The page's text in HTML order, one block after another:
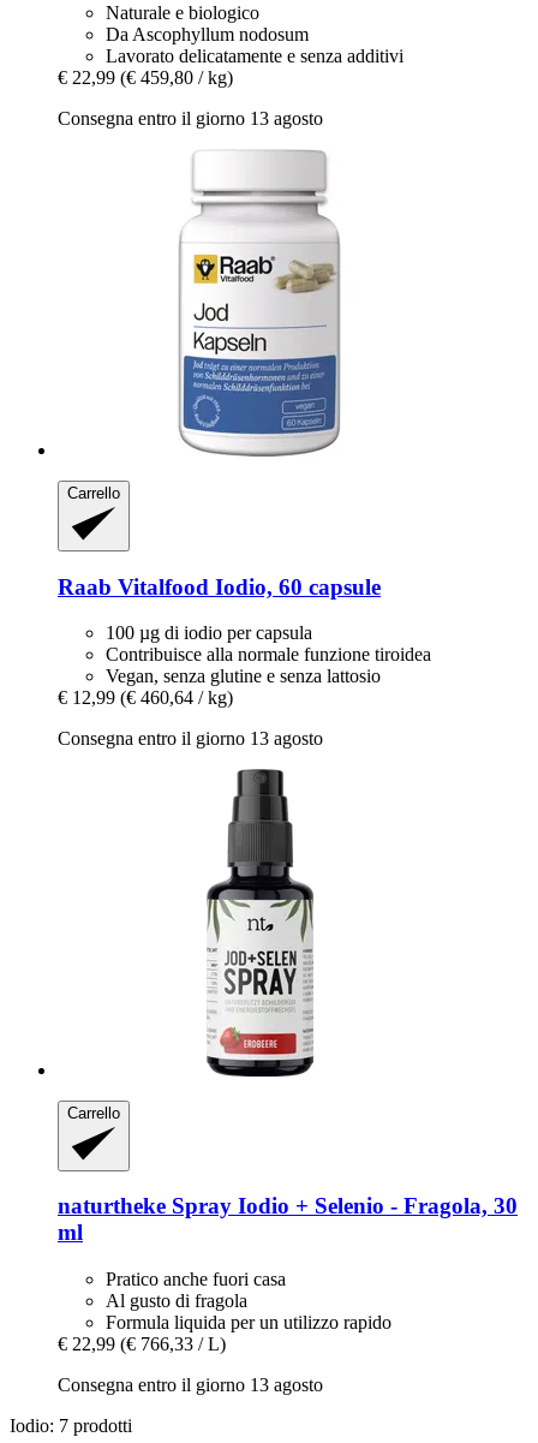
Naturale e biologico
Da Ascophyllum nodosum
Lavorato delicatamente e senza additivi
€ 22,99 (€ 459,80 / kg)
Consegna entro il giorno 13 agosto
Carrello
Raab Vitalfood Iodio, 60 capsule
100 µg di iodio per capsula
Contribuisce alla normale funzione tiroidea
Vegan, senza glutine e senza lattosio
€ 12,99 (€ 460,64 / kg)
Consegna entro il giorno 13 agosto
Carrello
naturtheke Spray Iodio + Selenio -​ Fragola, 30
ml
Pratico anche fuori casa
Al gusto di fragola
Formula liquida per un utilizzo rapido
€ 22,99 (€ 766,33 / L)
Consegna entro il giorno 13 agosto
Iodio: 7 prodotti